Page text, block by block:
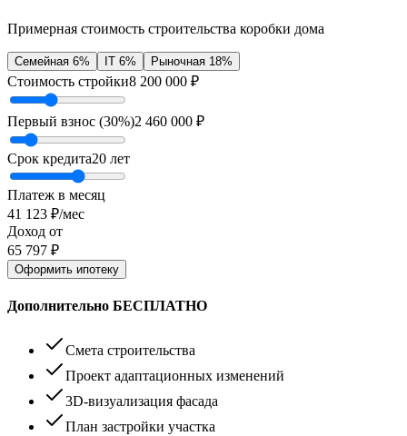
Примерная стоимость строительства коробки дома
Семейная 6% IT 6% Рыночная 18%
Стоимость стройки8 200 000 ₽
Первый взнос (30%)2 460 000 ₽
Срок кредита20 лет
Платеж в месяц
41 123 ₽/мес
Доход от
65 797 ₽
Оформить ипотеку
Дополнительно БЕСПЛАТНО
Смета строительства
Проект адаптационных изменений
3D-визуализация фасада
План застройки участка